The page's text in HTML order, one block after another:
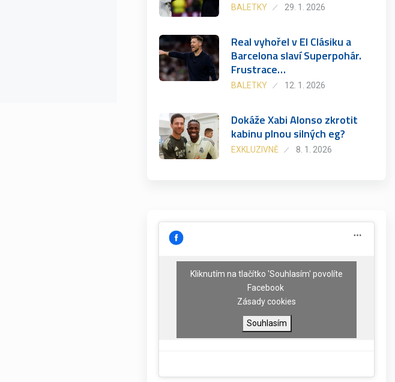
BALETKY 29. 1. 2026
Real vyhořel v El Clásiku a
Barcelona slaví Superpohár.
Frustrace…
BALETKY 12. 1. 2026
Dokáže Xabi Alonso zkrotit
kabinu plnou silných eg?
EXKLUZIVNĚ 8. 1. 2026
Kliknutím na tlačítko 'Souhlasím' povolíte
Facebook
Zásady cookies
Souhlasím